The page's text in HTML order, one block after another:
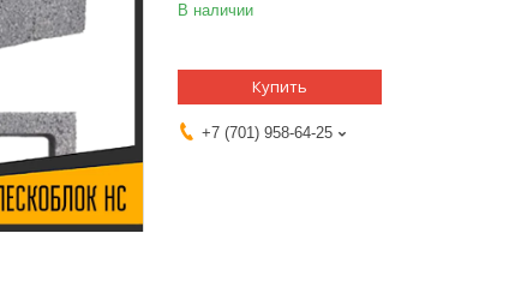
В наличии
Купить
+7 (701) 958-64-25